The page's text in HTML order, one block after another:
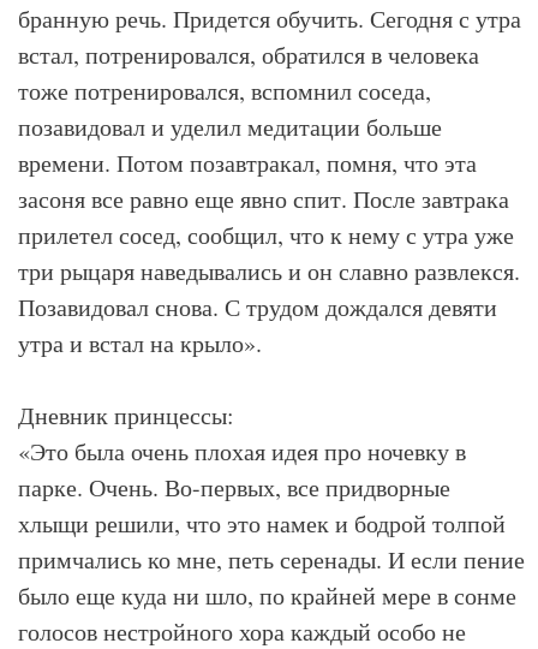
бранную речь. Придется обучить. Сегодня с утра
встал, потренировался, обратился в человека
тоже потренировался, вспомнил соседа,
позавидовал и уделил медитации больше
времени. Потом позавтракал, помня, что эта
засоня все равно еще явно спит. После завтрака
прилетел сосед, сообщил, что к нему с утра уже
три рыцаря наведывались и он славно развлекся.
Позавидовал снова. С трудом дождался девяти
утра и встал на крыло».
Дневник принцессы:
«Это была очень плохая идея про ночевку в
парке. Очень. Во-первых, все придворные
хлыщи решили, что это намек и бодрой толпой
примчались ко мне, петь серенады. И если пение
было еще куда ни шло, по крайней мере в сонме
голосов нестройного хора каждый особо не